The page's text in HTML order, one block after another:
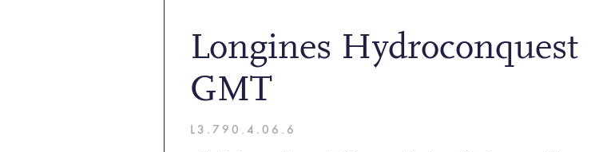
Longines Hydroconquest
GMT
L3.790.4.06.6